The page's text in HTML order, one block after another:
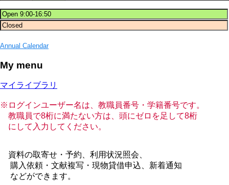
Annual Calendar
My menu
マイライブラリ
※ログインユーザー名は、教職員番号・学籍番号です。
教職員で8桁に満たない方は、頭にゼロを足して8桁
にして入力してください。
資料の取寄せ・予約、利用状況照会、
購入依頼・文献複写・現物貸借申込、新着通知
などができます。